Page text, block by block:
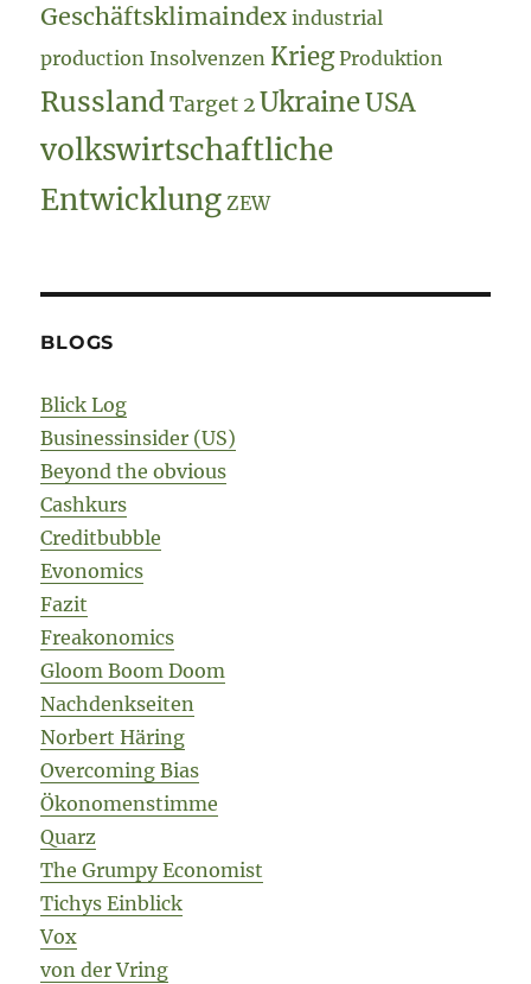
Geschäftsklimaindex industrial
production Insolvenzen Krieg Produktion
Russland Target 2 Ukraine USA
volkswirtschaftliche
Entwicklung ZEW
BLOGS
Blick Log
Businessinsider (US)
Beyond the obvious
Cashkurs
Creditbubble
Evonomics
Fazit
Freakonomics
Gloom Boom Doom
Nachdenkseiten
Norbert Häring
Overcoming Bias
Ökonomenstimme
Quarz
The Grumpy Economist
Tichys Einblick
Vox
von der Vring